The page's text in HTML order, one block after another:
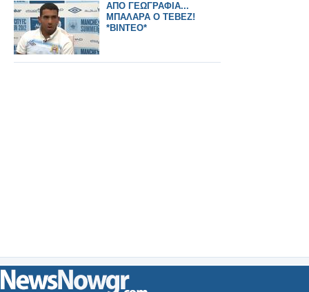
ΑΠΟ ΓΕΩΓΡΑΦΙΑ...
ΜΠΑΛΑΡΑ Ο ΤΕΒΕΖ!
*ΒΙΝΤΕΟ*